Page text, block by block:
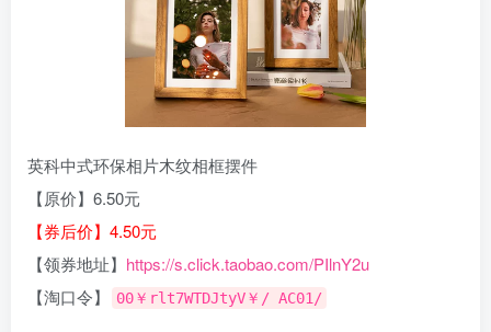
英科中式环保相片木纹相框摆件
【原价】6.50元
【券后价】4.50元
【领券地址】 https://s.click.taobao.com/PIlnY2u
【淘口令】
00￥rlt7WTDJtyV￥/ AC01/